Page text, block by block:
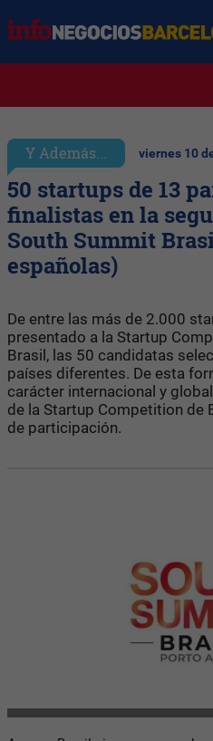
Y Además... viernes 10
50 startups de 13
finalistas en la
South Summit
españolas)
De entre las más de 2.000
presentado a la Startup
Brasil, las 50 candidatas
países diferentes. De esta
carácter internacional y
de la Startup Competition de
de participación.